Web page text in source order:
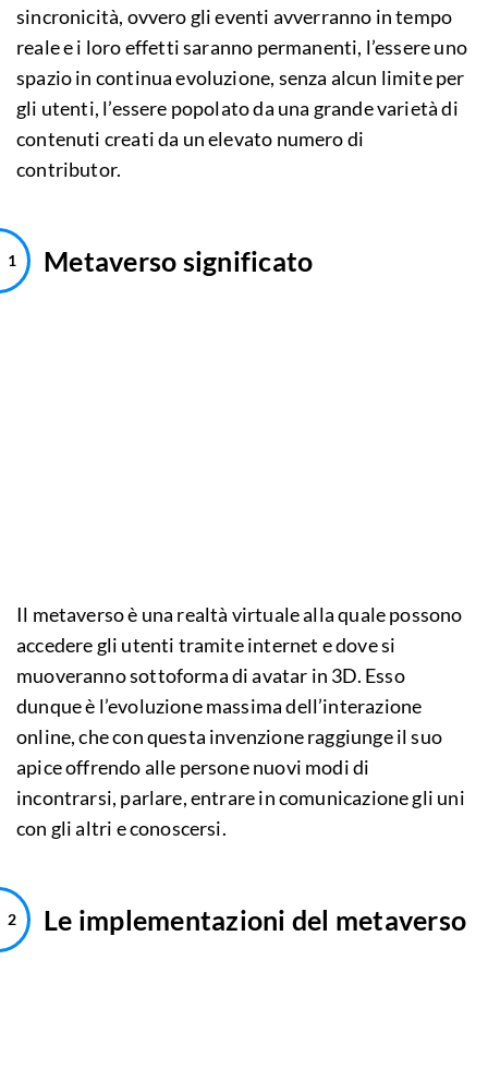
sincronicità, ovvero gli eventi avverranno in tempo
reale e i loro effetti saranno permanenti, l’essere uno
spazio in continua evoluzione, senza alcun limite per
gli utenti, l’essere popolato da una grande varietà di
contenuti creati da un elevato numero di
contributor.
Metaverso significato
Il metaverso è una realtà virtuale alla quale possono
accedere gli utenti tramite internet e dove si
muoveranno sottoforma di avatar in 3D. Esso
dunque è l’evoluzione massima dell’interazione
online, che con questa invenzione raggiunge il suo
apice offrendo alle persone nuovi modi di
incontrarsi, parlare, entrare in comunicazione gli uni
con gli altri e conoscersi.
Le implementazioni del metaverso